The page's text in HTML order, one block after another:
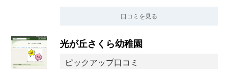
口コミを見る
光が丘さくら幼稚園
ピックアップ口コミ